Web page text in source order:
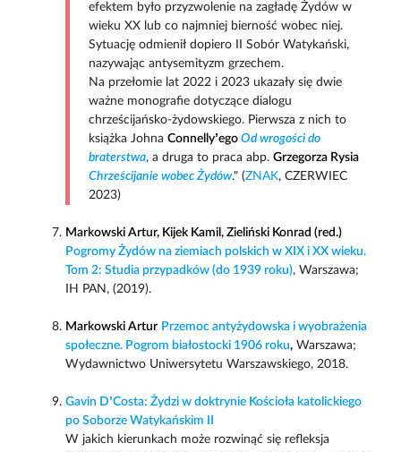
efektem było przyzwolenie na zagładę Żydów w
wieku XX lub co najmniej bierność wobec niej.
Sytuację odmienił dopiero II Sobór Watykański,
nazywając antysemityzm grzechem.
Na przełomie lat 2022 i 2023 ukazały się dwie
ważne monografie dotyczące dialogu
chrześcijańsko-żydowskiego. Pierwsza z nich to
książka Johna Connelly’ego Od wrogości do
braterstwa, a druga to praca abp. Grzegorza Rysia
Chrześcijanie wobec Żydów." (ZNAK, CZERWIEC
2023)
Markowski Artur, Kijek Kamil, Zieliński Konrad (red.)
Pogromy Żydów na ziemiach polskich w XIX i XX wieku.
Tom 2: Studia przypadków (do 1939 roku), Warszawa;
IH PAN, (2019).
Markowski Artur Przemoc antyżydowska i wyobrażenia
społeczne. Pogrom białostocki 1906 roku,Warszawa;
Wydawnictwo Uniwersytetu Warszawskiego, 2018.
Gavin D’Costa: Żydzi w doktrynie Kościoła katolickiego
po Soborze Watykańskim II
W jakich kierunkach może rozwinąć się refleksja